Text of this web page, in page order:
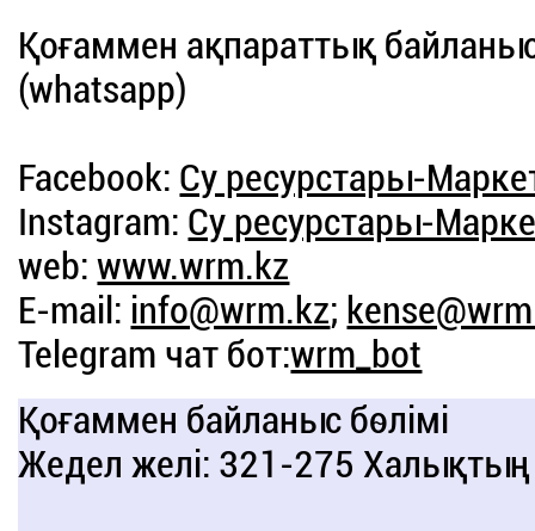
Қоғаммен ақпараттық
(whatsapp)
Facebook: Су ресурстары-
Instagram: Су ресурстары-
web:www.wrm.kz
E-mail: info@wrm.kz;
Telegram чат бот:wrm_bot
Қоғаммен байланыс бөлімі
Жедел желі: 321-275 Халықтың